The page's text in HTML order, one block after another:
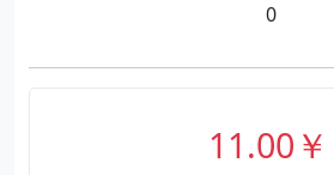
0
11.00￥